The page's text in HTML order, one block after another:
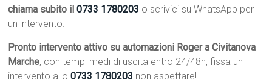
chiama subito il0733 1780203 o scrivici su WhatsApp per
un intervento.
Pronto intervento attivo su automazioni Roger a Civitanova
Marche, con tempi medi di uscita entro 24/48h, fissa un
intervento allo0733 1780203 non aspettare!